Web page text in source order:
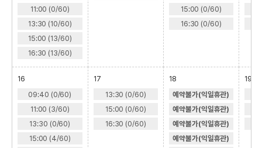
11:00 (0/60)
13:30 (10/60)
15:00 (13/60)
16:30 (13/60)
15:00 (0/60)
16:30 (0/60)
16
09:40 (0/60)
11:00 (3/60)
13:30 (0/60)
15:00 (4/60)
17
13:30 (0/60)
15:00 (0/60)
16:30 (0/60)
18
예약불가(익일휴관)
예약불가(익일휴관)
예약불가(익일휴관)
예약불가(익일휴관)
19